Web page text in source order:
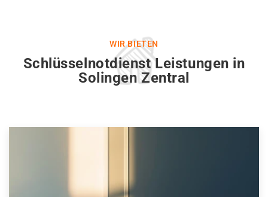
WIR BIETEN
Schlüsselnotdienst Leistungen in
Solingen Zentral